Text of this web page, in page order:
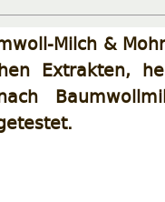
Milch &
Extrakten,